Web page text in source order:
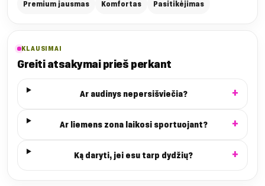
Premium jausmas Komfortas Pasitikėjimas
KLAUSIMAI
Greiti atsakymai prieš perkant
Ar audinys nepersišviečia?
Ar liemens zona laikosi sportuojant?
Ką daryti, jei esu tarp dydžių?